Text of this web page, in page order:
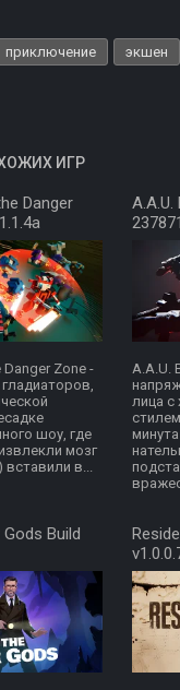
приключение экшен
ИГР
Danger
Danger Zone -
шоу, где
мозг
вставили в...
A.A.U.
A.A.U.
лица с
Build